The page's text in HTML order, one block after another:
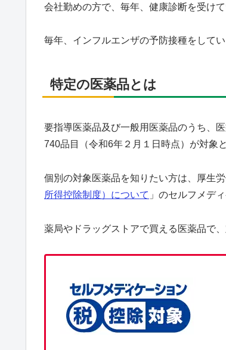
会社勤めの方で、毎年、健康診断を受け
毎年、インフルエンザの予防接種をして
特定の医薬品とは
要指導医薬品及び一般用医薬品のうち、
740品目（令和6年２月１日時点）が対象
個別の対象医薬品を知りたい方は、厚生
所得控除制度）について 」のセルフメデ
薬局やドラッグストアで買える医薬品で